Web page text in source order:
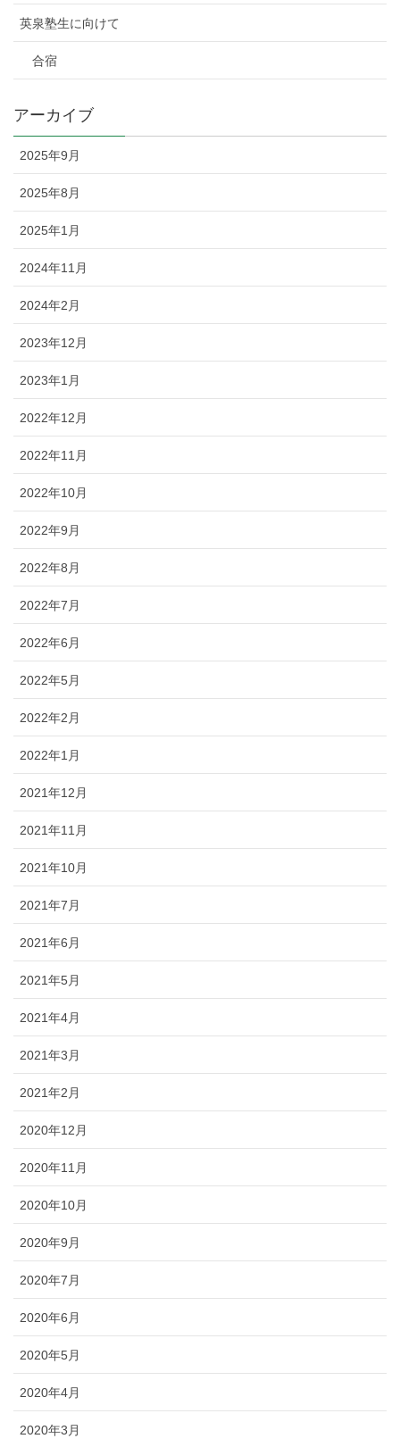
英泉塾生に向けて
合宿
アーカイブ
2025年9月
2025年8月
2025年1月
2024年11月
2024年2月
2023年12月
2023年1月
2022年12月
2022年11月
2022年10月
2022年9月
2022年8月
2022年7月
2022年6月
2022年5月
2022年2月
2022年1月
2021年12月
2021年11月
2021年10月
2021年7月
2021年6月
2021年5月
2021年4月
2021年3月
2021年2月
2020年12月
2020年11月
2020年10月
2020年9月
2020年7月
2020年6月
2020年5月
2020年4月
2020年3月